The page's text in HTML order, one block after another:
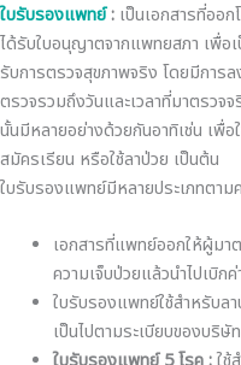
ใบรับรองแพทย์: เป็นเอกสารที่ออ
ได้รับใบอนุญาตจากแพทยสภา เพื่อ
รับการตรวจสุขภาพจริง โดยมีการ
ตรวจรวมถึงวันและเวลาที่มาตรวจ
นั้นมีหลายอย่างด้วยกันอาทิเช่น เพื่อ
สมัครเรียน หรือใช้ลาป่วย เป็นต้น
ใบรับรองแพทย์มีหลายประเภทตาม
เอกสารที่แพทย์ออกให้ผู้มา
ความเจ็บป่วยแล้วนำไปเบิก
ใบรับรองแพทย์ใช้สำหรับล
เป็นไปตามระเบียบของบริ